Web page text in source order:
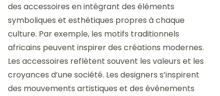
des accessoires en intégrant des éléments
symboliques et esthétiques propres à chaque
culture. Par exemple, les motifs traditionnels
africains peuvent inspirer des créations modernes.
Les accessoires reflètent souvent les valeurs et les
croyances d’une société. Les designers s’inspirent
des mouvements artistiques et des événements